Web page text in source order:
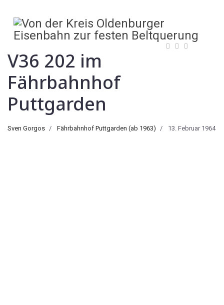
V36 202 im
Fährbahnhof
Puttgarden
Sven Gorgos Fährbahnhof Puttgarden (ab 1963) 13. Februar 1964